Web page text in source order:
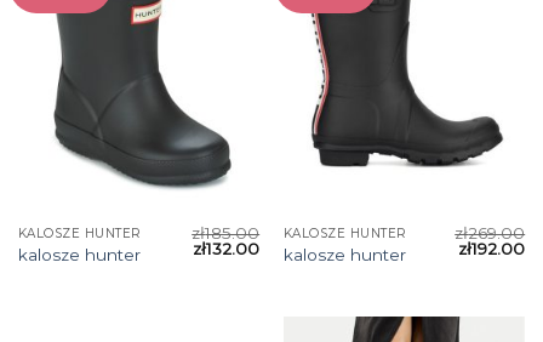
KALOSZE HUNTER
kalosze hunter
zł185.00
zł132.00
KALOSZE HUNTER
kalosze hunter
zł269.00
zł192.00